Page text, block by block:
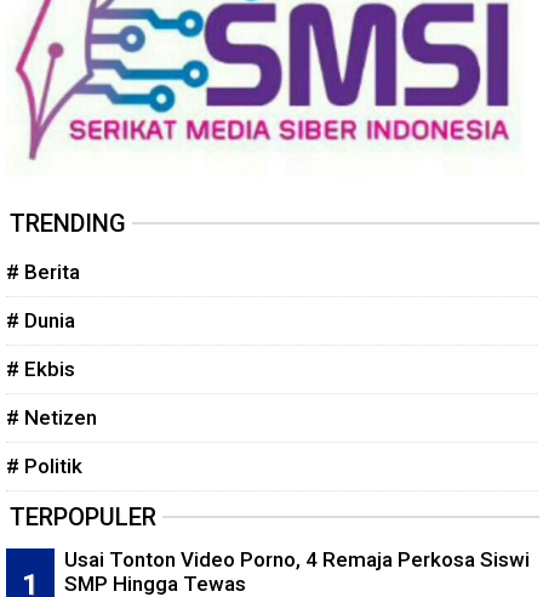
TRENDING
# Berita
# Dunia
# Ekbis
# Netizen
# Politik
TERPOPULER
Usai Tonton Video Porno, 4 Remaja Perkosa Siswi
SMP Hingga Tewas